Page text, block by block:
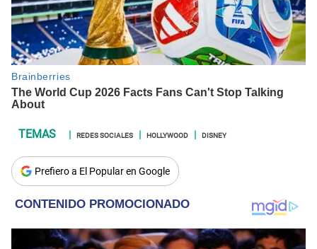
REDES SOCIALES HOLLYWOOD DISNEY
Prefiero a El Popular en Google